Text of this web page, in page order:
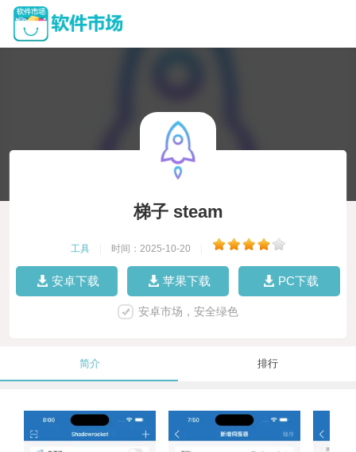
梯子 steam
工具 时间：2025-10-20
安卓下载 苹果下载 PC下载
安卓市场，安全绿色
简介 排行